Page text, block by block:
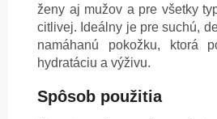
ženy aj mužov a pre všetky
citlivej. Ideálny je pre suchú,
namáhanú pokožku, ktorá
hydratáciu a výživu.
Spôsob použitia